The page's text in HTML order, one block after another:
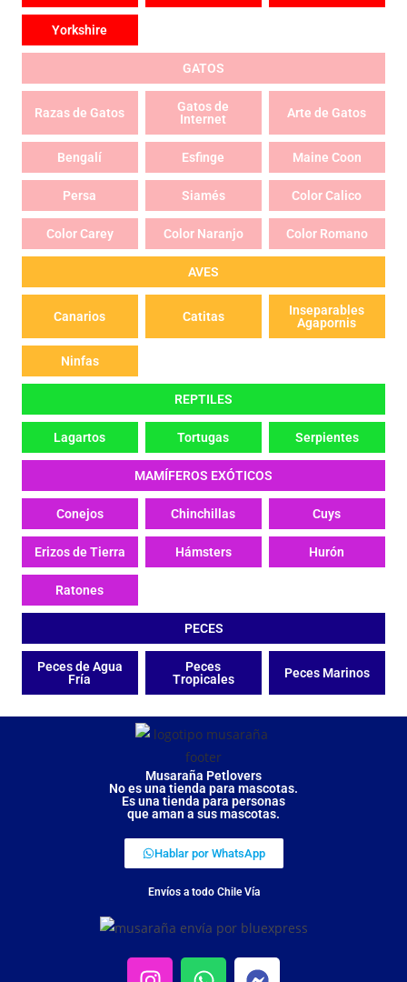
Yorkshire
GATOS
Razas de Gatos
Gatos de
Internet
Arte de Gatos
Bengalí Esfinge Maine Coon
Persa Siamés Color Calico
Color Carey Color Naranjo Color Romano
AVES
Canarios Catitas
Inseparables
Agapornis
Ninfas
REPTILES
Lagartos Tortugas Serpientes
MAMÍFEROS EXÓTICOS
Conejos Chinchillas Cuys
Erizos de Tierra Hámsters Hurón
Ratones
PECES
Peces de Agua
Fría
Peces
Tropicales
Peces Marinos
Musaraña Petlovers
No es una tienda para mascotas.
Es una tienda para personas
que aman a sus mascotas.
Hablar por WhatsApp
Envíos a todo Chile Vía